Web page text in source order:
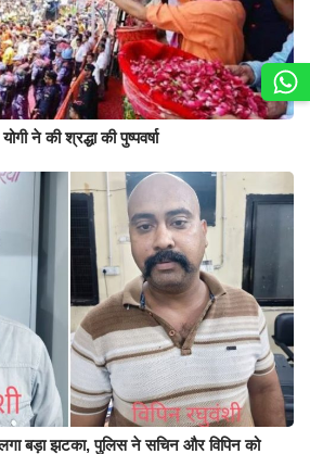
ने की श्रद्धा की पुष्पवर्षा
लगा बड़ा झटका, पुलिस ने सचिन और विपिन को